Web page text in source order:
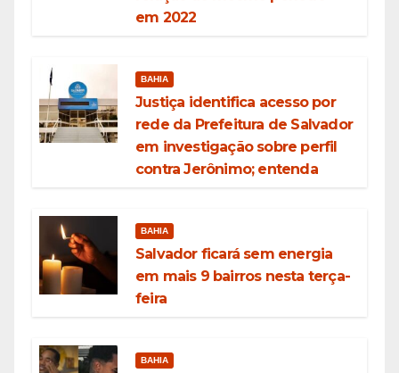
em 2022
BAHIA
Justiça identifica acesso por
rede da Prefeitura de Salvador
em investigação sobre perfil
contra Jerônimo; entenda
BAHIA
Salvador ficará sem energia
em mais 9 bairros nesta terça-
feira
BAHIA